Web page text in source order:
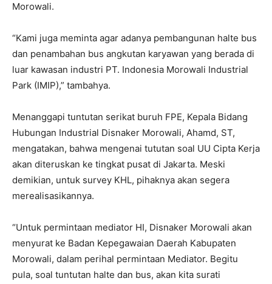
Morowali.
“Kami juga meminta agar adanya pembangunan halte bus
dan penambahan bus angkutan karyawan yang berada di
luar kawasan industri PT. Indonesia Morowali Industrial
Park (IMIP),” tambahya.
Menanggapi tuntutan serikat buruh FPE, Kepala Bidang
Hubungan Industrial Disnaker Morowali, Ahamd, ST,
mengatakan, bahwa mengenai tututan soal UU Cipta Kerja
akan diteruskan ke tingkat pusat di Jakarta. Meski
demikian, untuk survey KHL, pihaknya akan segera
merealisasikannya.
“Untuk permintaan mediator HI, Disnaker Morowali akan
menyurat ke Badan Kepegawaian Daerah Kabupaten
Morowali, dalam perihal permintaan Mediator. Begitu
pula, soal tuntutan halte dan bus, akan kita surati